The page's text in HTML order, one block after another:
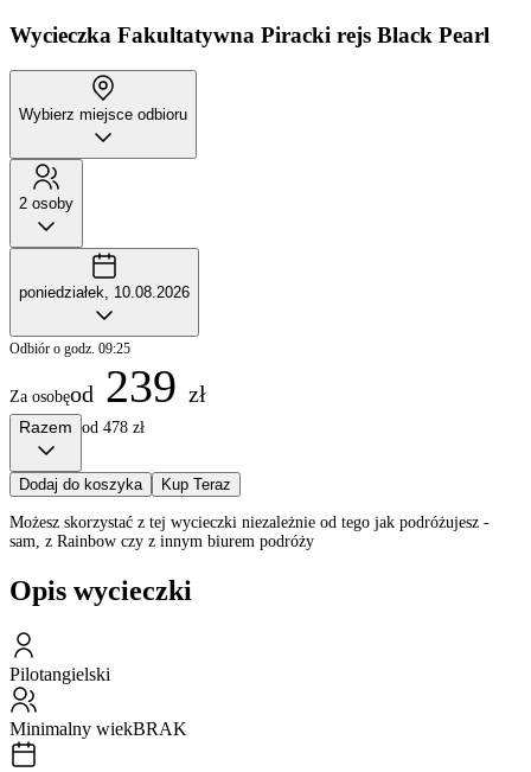
Wycieczka Fakultatywna Piracki rejs Black Pearl
Wybierz miejsce odbioru
2 osoby
poniedziałek, 10.08.2026
Odbiór o godz. 09:25
Za osobęod 239 zł
Razem od 478 zł
Dodaj do koszyka Kup Teraz
Możesz skorzystać z tej wycieczki niezależnie od tego jak podróżujesz -
sam, z Rainbow czy z innym biurem podróży
Opis wycieczki
Pilotangielski
Minimalny wiekBRAK